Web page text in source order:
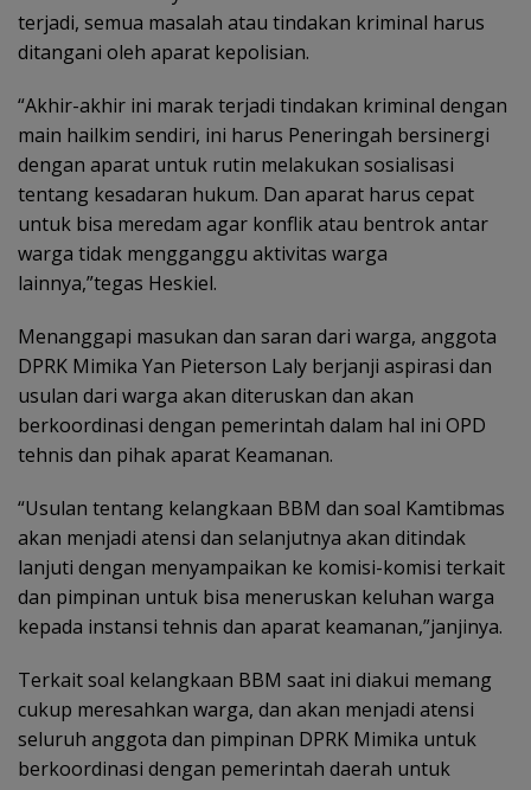
terjadi, semua masalah atau tindakan kriminal harus
ditangani oleh aparat kepolisian.
“Akhir-akhir ini marak terjadi tindakan kriminal dengan
main hailkim sendiri, ini harus Peneringah bersinergi
dengan aparat untuk rutin melakukan sosialisasi
tentang kesadaran hukum. Dan aparat harus cepat
untuk bisa meredam agar konflik atau bentrok antar
warga tidak mengganggu aktivitas warga
lainnya,”tegas Heskiel.
Menanggapi masukan dan saran dari warga, anggota
DPRK Mimika Yan Pieterson Laly berjanji aspirasi dan
usulan dari warga akan diteruskan dan akan
berkoordinasi dengan pemerintah dalam hal ini OPD
tehnis dan pihak aparat Keamanan.
“Usulan tentang kelangkaan BBM dan soal Kamtibmas
akan menjadi atensi dan selanjutnya akan ditindak
lanjuti dengan menyampaikan ke komisi-komisi terkait
dan pimpinan untuk bisa meneruskan keluhan warga
kepada instansi tehnis dan aparat keamanan,”janjinya.
Terkait soal kelangkaan BBM saat ini diakui memang
cukup meresahkan warga, dan akan menjadi atensi
seluruh anggota dan pimpinan DPRK Mimika untuk
berkoordinasi dengan pemerintah daerah untuk